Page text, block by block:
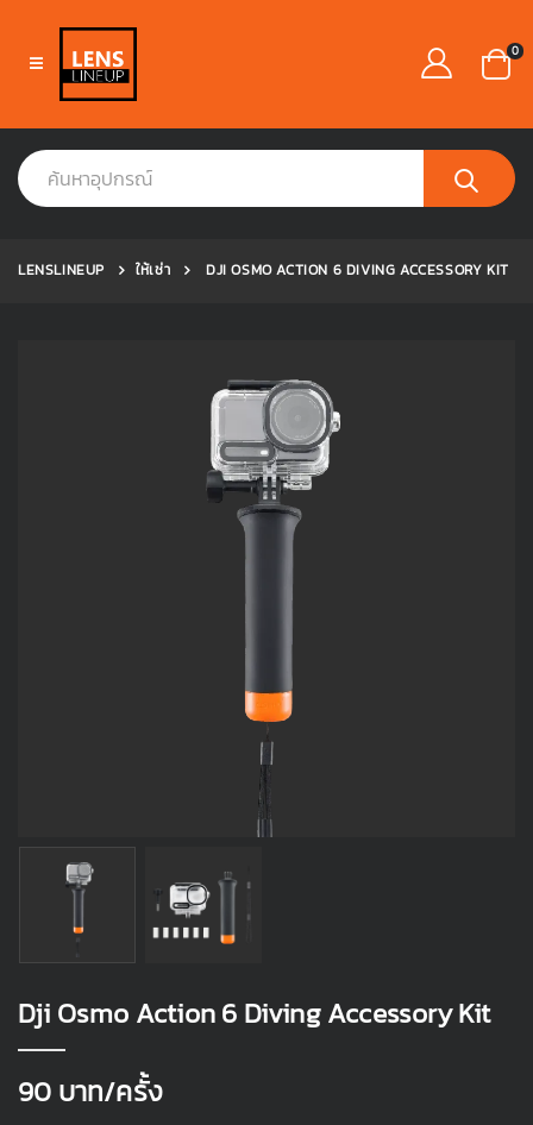
0
LENSLINEUP ให้เช่า DJI OSMO ACTION 6 DIVING ACCESSORY KIT
Dji Osmo Action 6 Diving Accessory Kit
90 บาท/ครั้ง